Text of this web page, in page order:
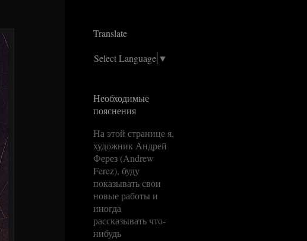
Translate
Select Language ▼
Необходимые
пояснения
На этой странице я,
художник Андрей
Ферез (Andrew
Ferez), буду
показывать свои
новые работы и
иногда
рассказывать что-
нибудь